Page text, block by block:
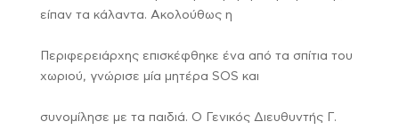
είπαν τα κάλαντα. Ακολούθως η
Περιφερειάρχης επισκέφθηκε ένα από τα σπίτια του
χωριού, γνώρισε μία μητέρα SOS και
συνομίλησε με τα παιδιά. Ο Γενικός Διευθυντής Γ.